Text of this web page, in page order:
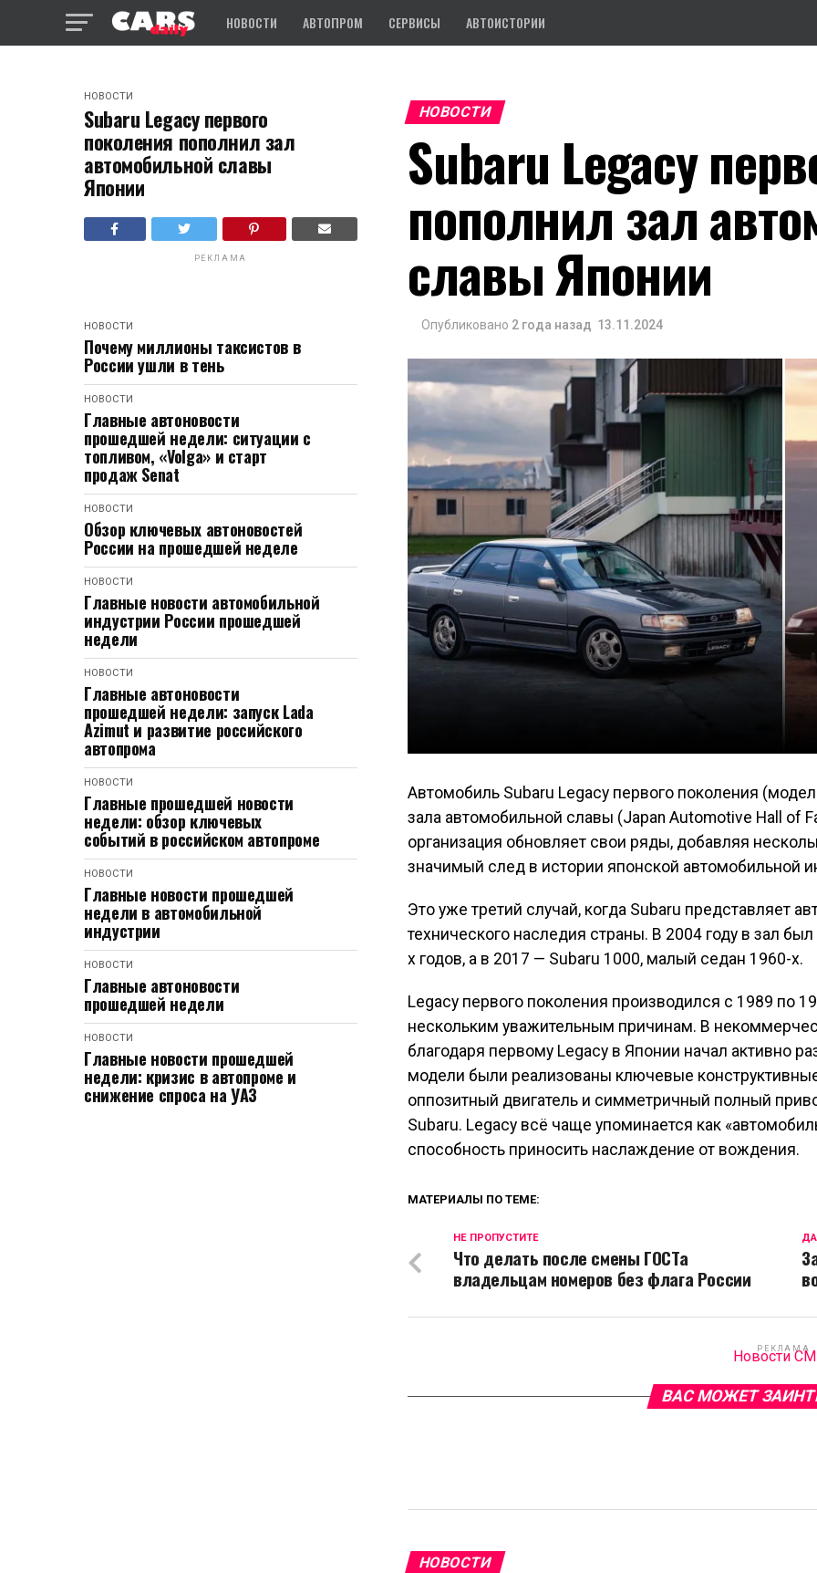
НОВОСТИ АВТОПРОМ СЕРВИСЫ АВТОИСТОРИИ
НОВОСТИ
Subaru Legacy первого
поколения пополнил зал
автомобильной славы
Японии
РЕКЛАМА
НОВОСТИ
Почему миллионы таксистов в
России ушли в тень
НОВОСТИ
Главные автоновости
прошедшей недели: ситуации с
топливом, «Volga» и старт
продаж Senat
НОВОСТИ
Обзор ключевых автоновостей
России на прошедшей неделе
НОВОСТИ
Главные новости автомобильной
индустрии России прошедшей
недели
НОВОСТИ
Главные автоновости
прошедшей недели: запуск Lada
Azimut и развитие российского
автопрома
НОВОСТИ
Главные прошедшей новости
недели: обзор ключевых
событий в российском автопроме
НОВОСТИ
Главные новости прошедшей
недели в автомобильной
индустрии
НОВОСТИ
Главные автоновости
прошедшей недели
НОВОСТИ
Главные новости прошедшей
недели: кризис в автопроме и
снижение спроса на УАЗ
НОВОСТИ
Subaru Legacy
пополнил зал
славы Японии
Опубликовано 2 года назад 13.11.2024
Автомобиль Subaru Legacy первого поколения
зала автомобильной славы (Japan Automotive Hall of
организация обновляет свои ряды, добавляя
значимый след в истории японской автомобильной
Это уже третий случай, когда Subaru представляет
технического наследия страны. В 2004 году в зал
х годов, а в 2017 — Subaru 1000, малый седан 1960-х.
Legacy первого поколения производился с 1989 по
нескольким уважительным причинам. В
благодаря первому Legacy в Японии начал активно
модели были реализованы ключевые
оппозитный двигатель и симметричный полный
Subaru. Legacy всё чаще упоминается как
способность приносить наслаждение от вождения.
МАТЕРИАЛЫ ПО ТЕМЕ:
НЕ ПРОПУСТИТЕ
Что делать после смены ГОСТа
владельцам номеров без флага России
РЕКЛАМА
Новости
ВАС МОЖЕТ
НОВОСТИ